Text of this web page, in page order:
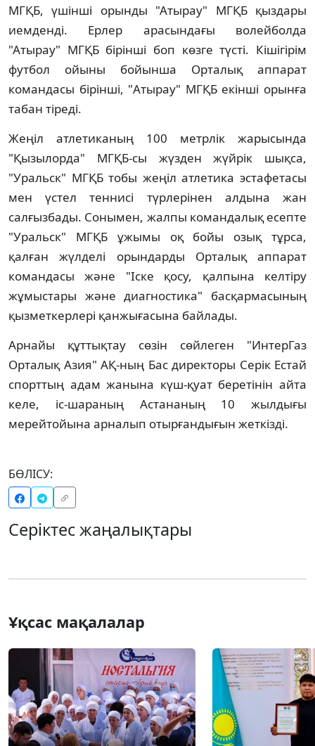
МГҚБ, үшiншi орынды "Атырау" МГҚБ қыздары
иемдендi. Ерлер арасындағы волейболда
"Атырау" МГҚБ бiрiншi боп көзге түстi. Кiшiгiрiм
футбол ойыны бойынша Орталық аппарат
командасы бiрiншi, "Атырау" МГҚБ екiншi орынға
табан тiредi.
Жеңiл атлетиканың 100 метрлiк жарысында
"Қызылорда" МГҚБ-сы жүзден жүйрiк шықса,
"Уральск" МГҚБ тобы жеңiл атлетика эстафетасы
мен үстел теннисi түрлерiнен алдына жан
салғызбады. Сонымен, жалпы командалық есепте
"Уральск" МГҚБ ұжымы оқ бойы озық тұрса,
қалған жүлделi орындарды Орталық аппарат
командасы және "Iске қосу, қалпына келтiру
жұмыстары және диагностика" басқармасының
қызметкерлерi қанжығасына байлады.
Арнайы құттықтау сөзiн сөйлеген "ИнтерГаз
Орталық Азия" АҚ-ның Бас директоры Серiк Естай
спорттың адам жанына күш-қуат беретiнiн айта
келе, iс-шараның Астананың 10 жылдығы
мерейтойына арналып отырғандығын жеткiздi.
БӨЛІСУ:
Серіктес жаңалықтары
Ұқсас мақалалар